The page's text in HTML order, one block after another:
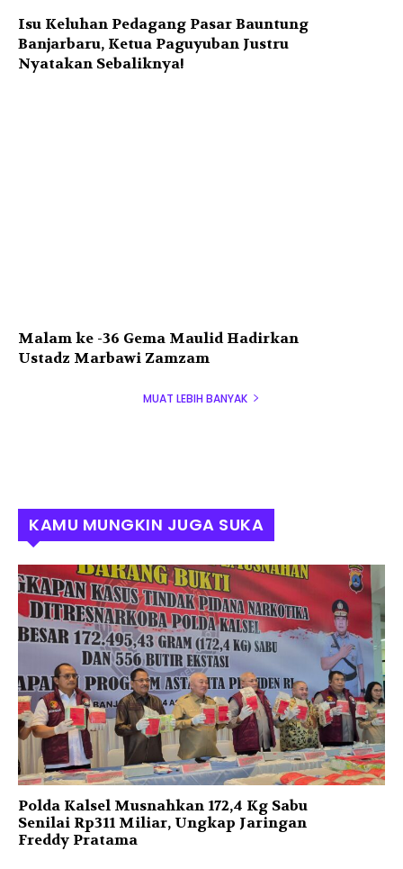
Isu Keluhan Pedagang Pasar Bauntung
Banjarbaru, Ketua Paguyuban Justru
Nyatakan Sebaliknya!
Malam ke -36 Gema Maulid Hadirkan
Ustadz Marbawi Zamzam
MUAT LEBIH BANYAK
KAMU MUNGKIN JUGA SUKA
Polda Kalsel Musnahkan 172,4 Kg Sabu
Senilai Rp311 Miliar, Ungkap Jaringan
Freddy Pratama